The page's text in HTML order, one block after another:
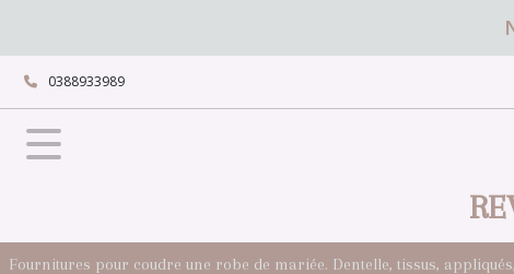
0388933989
Fournitures pour coudre une robe de mariée. Dentelle, tissus,